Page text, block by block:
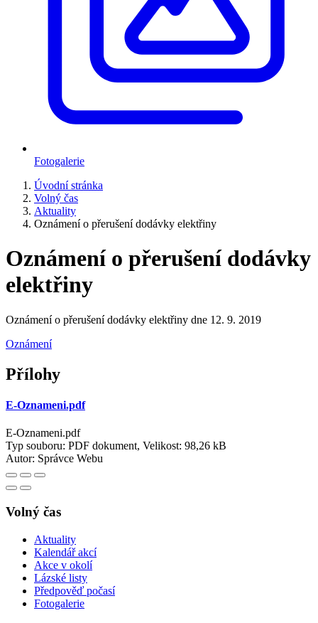
Fotogalerie
Úvodní stránka
Volný čas
Aktuality
Oznámení o přerušení dodávky elektřiny
Oznámení o přerušení dodávky
elektřiny
Oznámení o přerušení dodávky elektřiny dne 12. 9. 2019
Oznámení
Přílohy
E-Oznameni.pdf
E-Oznameni.pdf
Typ souboru: PDF dokument, Velikost: 98,26 kB
Autor: Správce Webu
Volný čas
Aktuality
Kalendář akcí
Akce v okolí
Lázské listy
Předpověď počasí
Fotogalerie